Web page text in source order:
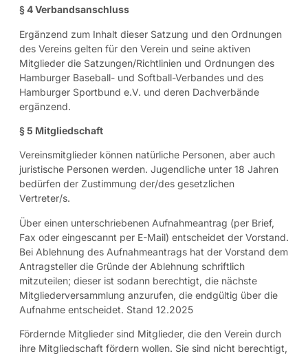
§ 4 Verbandsanschluss
Ergänzend zum Inhalt dieser Satzung und den Ordnungen
des Vereins gelten für den Verein und seine aktiven
Mitglieder die Satzungen/Richtlinien und Ordnungen des
Hamburger Baseball- und Softball-Verbandes und des
Hamburger Sportbund e.V. und deren Dachverbände
ergänzend.
§ 5 Mitgliedschaft
Vereinsmitglieder können natürliche Personen, aber auch
juristische Personen werden. Jugendliche unter 18 Jahren
bedürfen der Zustimmung der/des gesetzlichen
Vertreter/s.
Über einen unterschriebenen Aufnahmeantrag (per Brief,
Fax oder eingescannt per E-Mail) entscheidet der Vorstand.
Bei Ablehnung des Aufnahmeantrags hat der Vorstand dem
Antragsteller die Gründe der Ablehnung schriftlich
mitzuteilen; dieser ist sodann berechtigt, die nächste
Mitgliederversammlung anzurufen, die endgültig über die
Aufnahme entscheidet. Stand 12.2025
Fördernde Mitglieder sind Mitglieder, die den Verein durch
ihre Mitgliedschaft fördern wollen. Sie sind nicht berechtigt,